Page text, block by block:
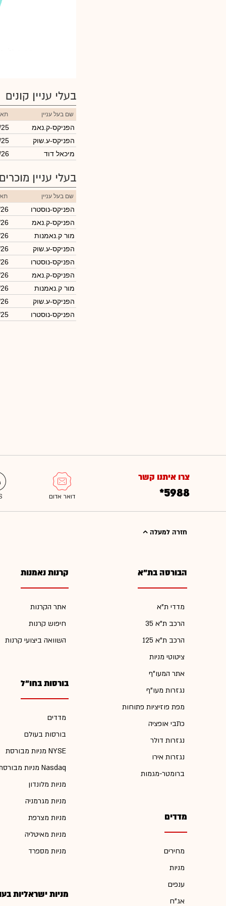
בעלי עניין קונים
שם בעל עניין
הפניקס-ק.נאמ
הפניקס-ע.שוק
מיכאל דוד
בעלי עניין מוכרים
שם בעל עניין
הפניקס-נוסטרו
הפניקס-ק.נאמ
מור ק.נאמנות
הפניקס-ע.שוק
הפניקס-נוסטרו
הפניקס-ק.נאמ
מור ק.נאמנות
הפניקס-ע.שוק
הפניקס-נוסטרו
צרו איתנו קשר
*5988
חזרה למעלה
הבורסה בת"א
מדדי ת"א
הרכב ת"א 35
הרכב ת"א 125
ציטוטי מניות
אתר המעו"ף
נגזרות מעו"ף
מפת פוזיציות פתוחות
כתבי אופציה
נגזרות דולר
נגזרות אירו
ברומטר-מגמות
מדדים
מחירים
מניות
ענפים
אג"ח
קרנות נאמנות
אתר הקרנות
חיפוש קרנות
השוואה ביצועי קרנות
בורסות בחו"ל
מדדים
בורסות בעולם
מניות מבורסת NYSE
מניות מבורסת Nasdaq
מניות מלונדון
מניות מגרמניה
מניות מצרפת
מניות מאיטליה
מניות מספרד
מניות ישראליות